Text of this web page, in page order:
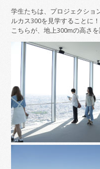
学生たちは、プロジェクショ
ルカス300を見学することに！
こちらが、地上300mの高さ